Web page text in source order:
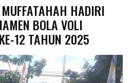
HADIRI
BOLA VOLI
12 TAHUN 2025